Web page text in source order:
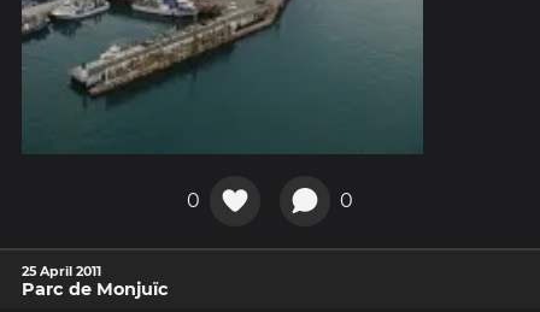
0 0
25 April 2011
Parc de Monjuïc